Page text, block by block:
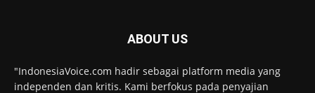
ABOUT US
"IndonesiaVoice.com hadir sebagai platform media yang
independen dan kritis. Kami berfokus pada penyajian